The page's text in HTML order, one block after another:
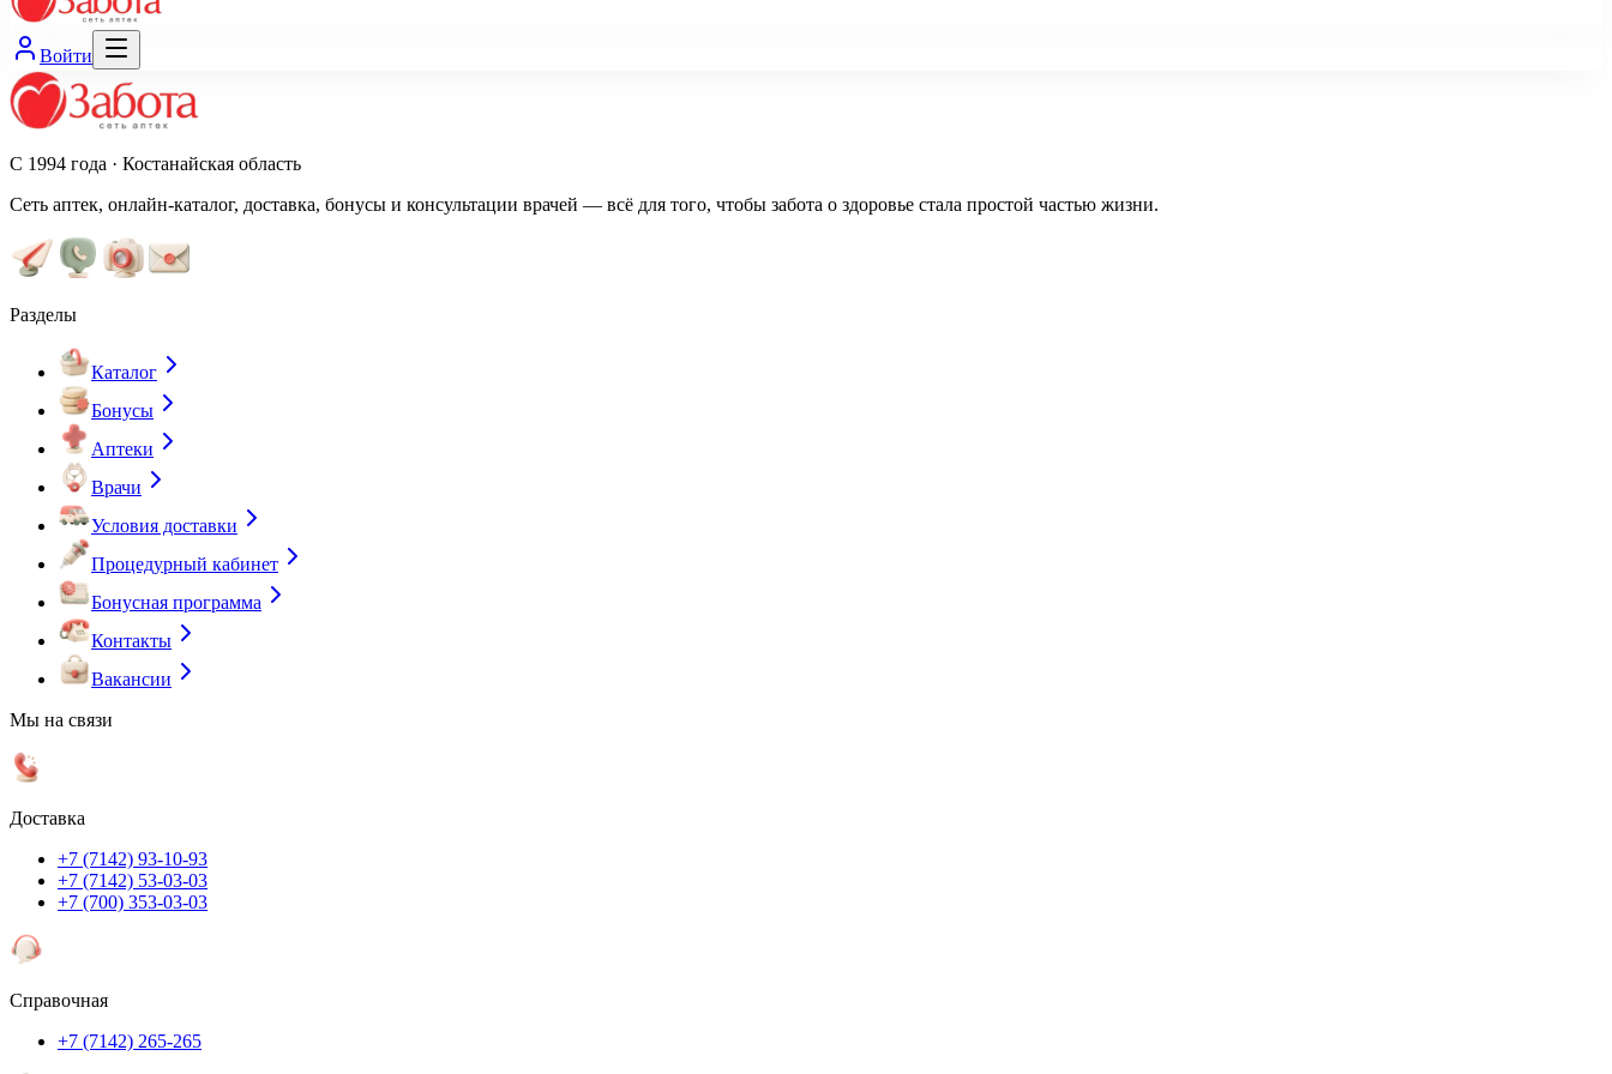
Войти
С 1994 года · Костанайская область
Сеть аптек, онлайн-каталог, доставка, бонусы и консультации врачей — всё для того, чтобы забота о здоровье стала простой частью жизни.
Разделы
Каталог
Бонусы
Аптеки
Врачи
Условия доставки
Процедурный кабинет
Бонусная программа
Контакты
Вакансии
Мы на связи
Доставка
+7 (7142) 93-10-93
+7 (7142) 53-03-03
+7 (700) 353-03-03
Справочная
+7 (7142) 265-265